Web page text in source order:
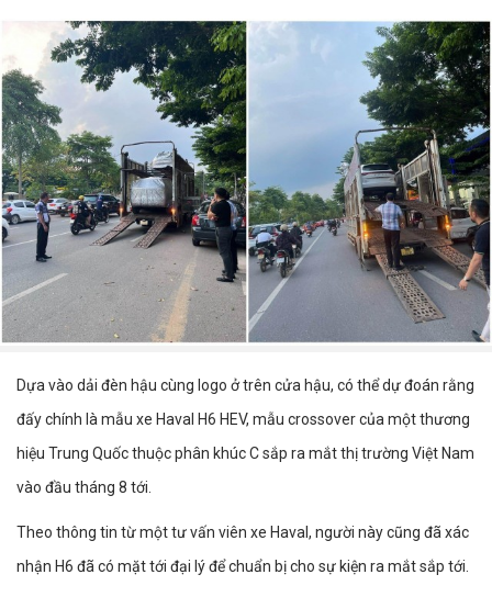
Dựa vào dải đèn hậu cùng logo ở trên cửa hậu, có thể dự đoán rằng
đấy chính là mẫu xe Haval H6 HEV, mẫu crossover của một thương
hiệu Trung Quốc thuộc phân khúc C sắp ra mắt thị trường Việt Nam
vào đầu tháng 8 tới.
Theo thông tin từ một tư vấn viên xe Haval, người này cũng đã xác
nhận H6 đã có mặt tới đại lý để chuẩn bị cho sự kiện ra mắt sắp tới.